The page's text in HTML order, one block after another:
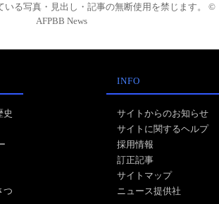
いる写真・見出し・記事の無断使用を禁じます。 ©
AFPBB News
史
つ
INFO
サイトからのお知らせ
サイトに関するヘルプ
採用情報
訂正記事
サイトマップ
ニュース提供社